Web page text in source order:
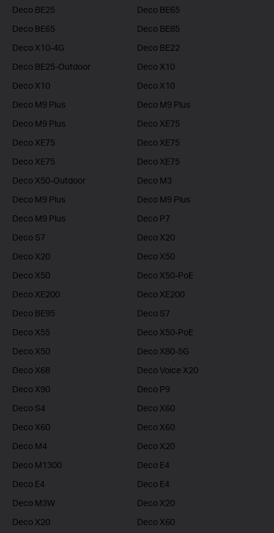
Deco BE25
Deco BE65
Deco BE65
Deco BE85
Deco X10-4G
Deco BE22
Deco BE25-Outdoor
Deco X10
Deco X10
Deco X10
Deco M9 Plus
Deco M9 Plus
Deco M9 Plus
Deco XE75
Deco XE75
Deco XE75
Deco XE75
Deco XE75
Deco X50-Outdoor
Deco M3
Deco M9 Plus
Deco M9 Plus
Deco M9 Plus
Deco P7
Deco S7
Deco X20
Deco X20
Deco X50
Deco X50
Deco X50-PoE
Deco XE200
Deco XE200
Deco BE95
Deco S7
Deco X55
Deco X50-PoE
Deco X50
Deco X80-5G
Deco X68
Deco Voice X20
Deco X90
Deco P9
Deco S4
Deco X60
Deco X60
Deco X60
Deco M4
Deco X20
Deco M1300
Deco E4
Deco E4
Deco E4
Deco M3W
Deco X20
Deco X20
Deco X60